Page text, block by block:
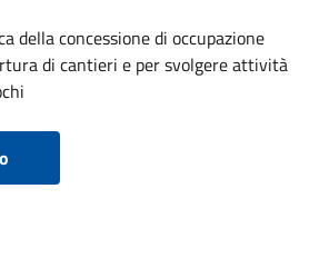
della concessione di occupazione
di cantieri e per svolgere attività